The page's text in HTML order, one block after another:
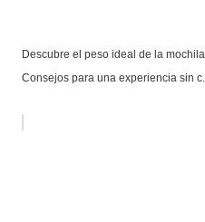
Descubre el peso ideal de la
Consejos para una experiencia sin c...